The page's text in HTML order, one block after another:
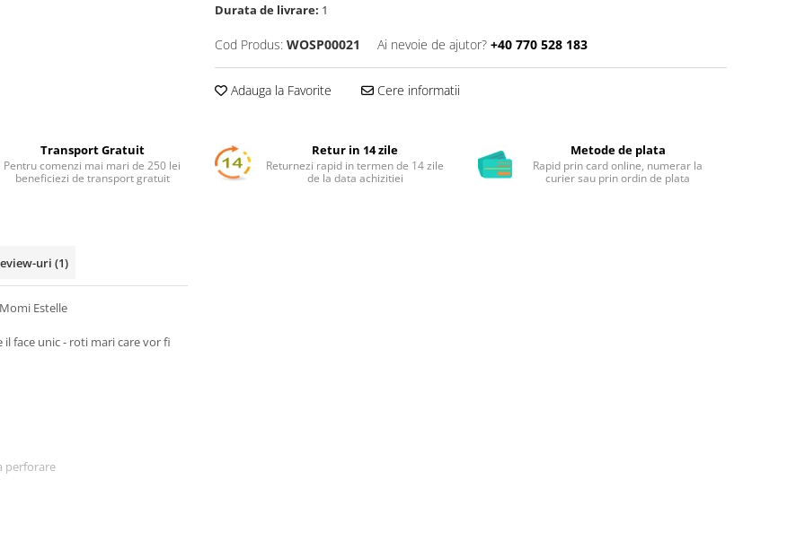
Durata de livrare: 1
Cod Produs: WOSP00021 Ai nevoie de ajutor? +40 770 528 183
Adauga la Favorite Cere informatii
Transport Gratuit
Pentru comenzi mai mari de 250 lei
beneficiezi de transport gratuit
Retur in 14 zile
Returnezi rapid in termen de 14 zile
de la data achizitiei
Metode de plata
Rapid prin card online, numerar la
curier sau prin ordin de plata
uri (1)
Estelle
il face unic - roti mari care vor fi
perforare